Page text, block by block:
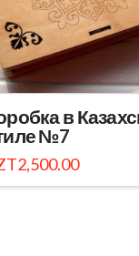
в
№7
2,500.00